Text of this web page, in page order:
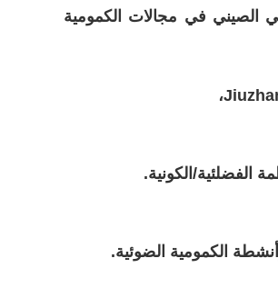
الصيني في مجالات الكمومية
الكمومية الضوئية.